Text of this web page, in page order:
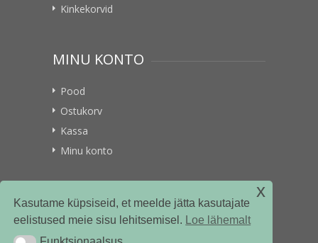
Kasutame küpsiseid, et meelde jätta kasutajate
eelistused meie sisu lehitsemisel. Loe lähemalt
x
Kinkekorvid
MINU KONTO
Pood
Ostukorv
Kassa
Minu konto
VITAMIINIKULLER.EE